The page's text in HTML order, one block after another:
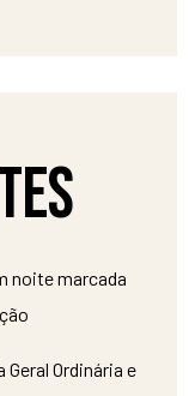
noite marcada
Ordinária e